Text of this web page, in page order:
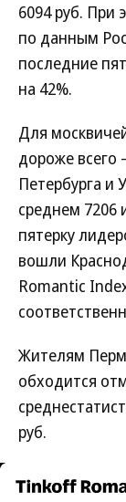
6094 руб. При
по данным
последние
на 42%.
Для
дороже всего
Петербурга и
среднем 7206
пятерку
вошли
Romantic
Жителям
обходится
руб.